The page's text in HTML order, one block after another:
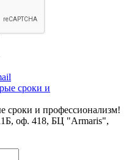
сроки и профессионализм!
оф. 418, БЦ "Armaris",